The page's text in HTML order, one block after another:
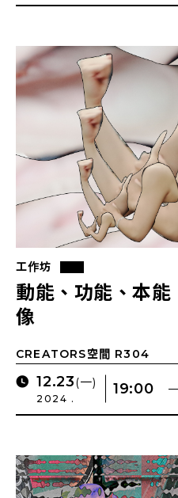
工作坊
動能、功能、本能
像
CREATORS空間 R304
12.23(一)
2024 .
19:00